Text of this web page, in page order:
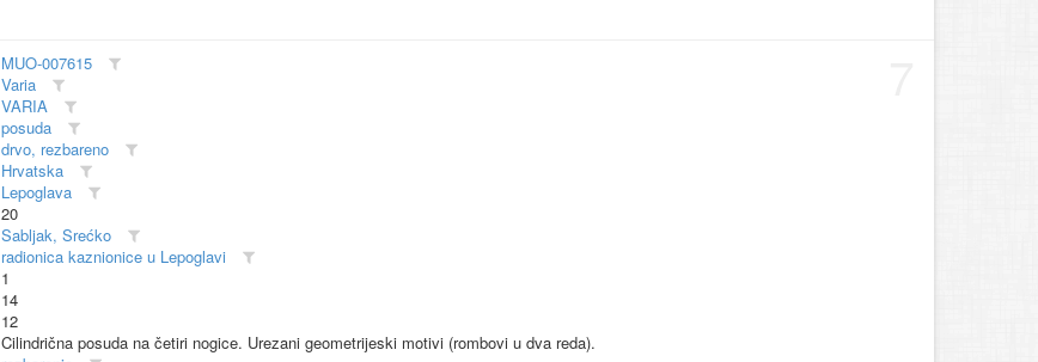
MUO-007615
Varia
VARIA
posuda
drvo, rezbareno
Hrvatska
Lepoglava
20
Sabljak, Srećko
radionica kaznionice u Lepoglavi
1
14
12
Cilindrična posuda na četiri nogice. Urezani geometrijeski motivi (rombovi u dva reda).